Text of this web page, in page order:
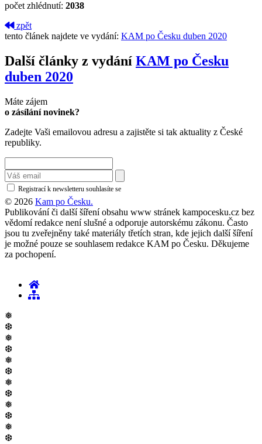
počet zhlédnutí: 2038
zpět
tento článek najdete ve vydání: KAM po Česku duben 2020
Další články z vydání KAM po Česku
duben 2020
Máte zájem
o zásílání novinek?
Zadejte Vaši emailovou adresu a zajistěte si tak aktuality z České
republiky.
Registrací k newsletteru souhlasíte se
© 2026 Kam po Česku.
Publikování či další šíření obsahu www stránek kampocesku.cz bez
vědomí redakce není slušné a odporuje autorskému zákonu. Často
jsou tu zveřejněny také materiály třetích stran, kde jejich další šíření
je možné pouze se souhlasem redakce KAM po Česku. Děkujeme
za pochopení.
❅
❆
❅
❆
❅
❆
❅
❆
❅
❆
❅
❆